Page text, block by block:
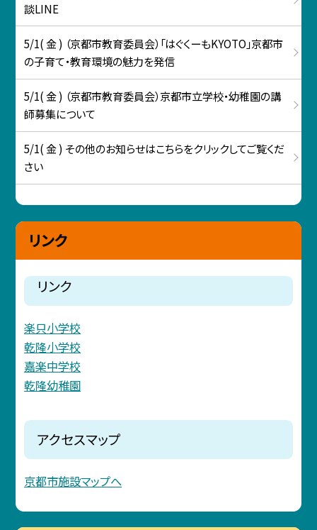
談LINE
5/1( 金 ) （京都市教育委員会）「はぐくーもKYOTO」京都市
の子育て・教育環境の魅力を発信
5/1( 金 ) （京都市教育委員会）京都市立学校・幼稚園の講
師募集について
5/1( 金 ) その他のお知らせはこちらをクリックしてご覧くだ
さい
リンク
リンク
楽只小学校
乾隆小学校
嘉楽中学校
乾隆幼稚園
アクセスマップ
京都市施設マップへ